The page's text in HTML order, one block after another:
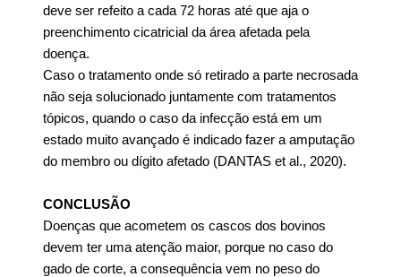
deve ser refeito a cada 72 horas até que aja o
preenchimento cicatricial da área afetada pela
doença.
Caso o tratamento onde só retirado a parte necrosada
não seja solucionado juntamente com tratamentos
tópicos, quando o caso da infecção está em um
estado muito avançado é indicado fazer a amputação
do membro ou dígito afetado (DANTAS et al., 2020).
CONCLUSÃO
Doenças que acometem os cascos dos bovinos
devem ter uma atenção maior, porque no caso do
gado de corte, a consequência vem no peso do